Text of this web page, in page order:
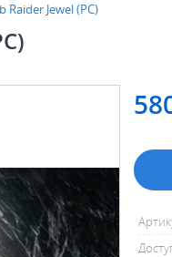
Raider Jewel (PC)